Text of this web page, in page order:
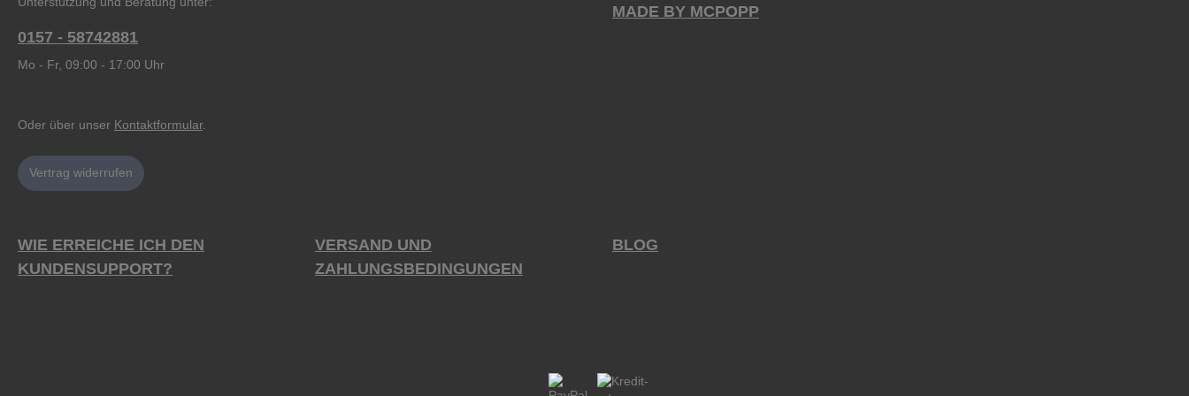
0157 - 58742881
Mo - Fr, 09:00 - 17:00 Uhr
Oder über unser Kontaktformular.
Vertrag widerrufen
MADE BY MCPOPP
WIE ERREICHE ICH DEN
KUNDENSUPPORT?
VERSAND UND
ZAHLUNGSBEDINGUNGEN
BLOG